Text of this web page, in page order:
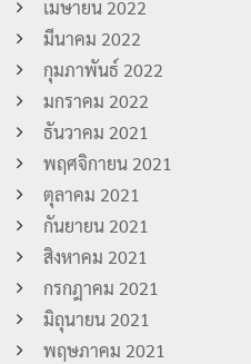
เมษายน 2022
มีนาคม 2022
กุมภาพันธ์ 2022
มกราคม 2022
ธันวาคม 2021
พฤศจิกายน 2021
ตุลาคม 2021
กันยายน 2021
สิงหาคม 2021
กรกฎาคม 2021
มิถุนายน 2021
พฤษภาคม 2021